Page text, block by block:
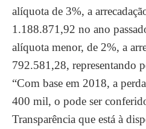
alíquota de 3%, a
1.188.871,92 no ano
alíquota menor, de 2%, a
792.581,28, representando
“Com base em 2018, a
400 mil, o pode ser
Transparência que está à